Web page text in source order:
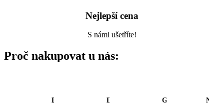
Nejlepší cena
S námi ušetříte!
Proč nakupovat u nás:
Doprava
Doručení
Garance